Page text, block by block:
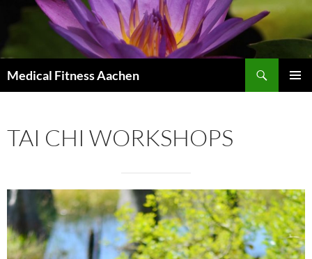
Inhalt
Medical Fitness Aachen
TAI CHI WORKSHOPS